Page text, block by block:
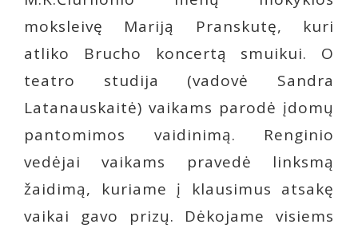
moksleivę Mariją Pranskutę, kuri
atliko Brucho koncertą smuikui. O
teatro studija (vadovė Sandra
Latanauskaitė) vaikams parodė įdomų
pantomimos vaidinimą. Renginio
vedėjai vaikams pravedė linksmą
žaidimą, kuriame į klausimus atsakę
vaikai gavo prizų. Dėkojame visiems